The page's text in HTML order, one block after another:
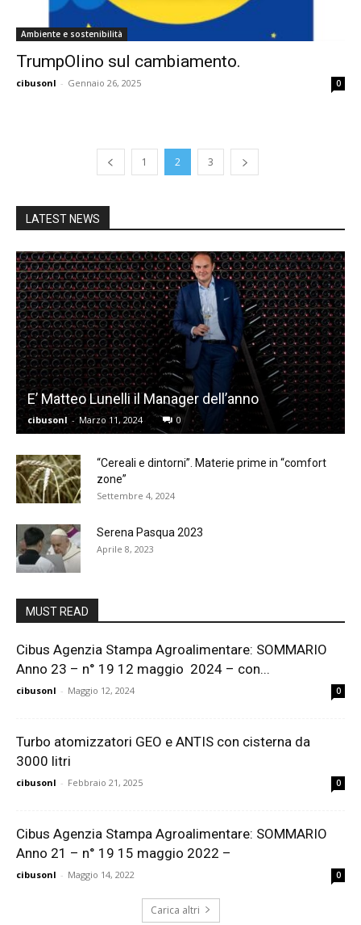
Ambiente e sostenibilità
TrumpOlino sul cambiamento.
cibusonl - Gennaio 26, 2025 0
1 2 3
LATEST NEWS
E’ Matteo Lunelli il Manager dell’anno
cibusonl - Marzo 11, 2024 0
“Cereali e dintorni”. Materie prime in “comfort
zone”
Settembre 4, 2024
Serena Pasqua 2023
Aprile 8, 2023
MUST READ
Cibus Agenzia Stampa Agroalimentare: SOMMARIO
Anno 23 – n° 19 12 maggio 2024 – con...
cibusonl - Maggio 12, 2024 0
Turbo atomizzatori GEO e ANTIS con cisterna da
3000 litri
cibusonl - Febbraio 21, 2025 0
Cibus Agenzia Stampa Agroalimentare: SOMMARIO
Anno 21 – n° 19 15 maggio 2022 –
cibusonl - Maggio 14, 2022 0
Carica altri